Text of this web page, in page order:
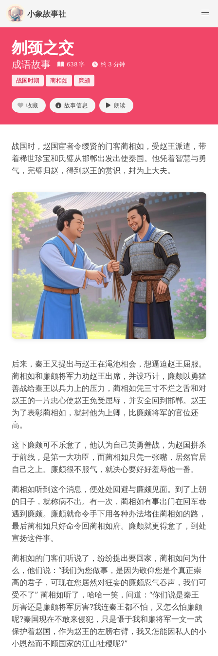
小象故事社
刎颈之交
成语故事 638 字 约 3 分钟
战国时期 蔺相如 廉颇
收藏 故事信息 朗读
战国时，赵国宦者令缨贤的门客蔺相如，受赵王派遣，带
着稀世珍宝和氏璧从邯郸出发出使秦国。他凭着智慧与勇
气，完璧归赵，得到赵王的赏识，封为上大夫。
后来，秦王又提出与赵王在渑池相会，想逼迫赵王屈服。
蔺相如和廉颇将军力劝赵王出席，并设巧计，廉颇以勇猛
善战给秦王以兵力上的压力，蔺相如凭三寸不烂之舌和对
赵王的一片忠心使赵王免受屈辱，并安全回到邯郸。赵王
为了表彰蔺相如，就封他为上卿，比廉颇将军的官位还
高。
这下廉颇可不乐意了，他认为自己英勇善战，为赵国拼杀
于前线，是第一大功臣，而蔺相如只凭一张嘴，居然官居
自己之上。廉颇很不服气，就决心要好好羞辱他一番。
蔺相如听到这个消息，便处处回避与廉颇见面。到了上朝
的日子，就称病不出。有一次，蔺相如有事出门在回车巷
遇到廉颇。廉颇就命令手下用各种办法堵住蔺相如的路，
最后蔺相如只好命令回蔺相如府。廉颇就更得意了，到处
宣扬这件事。
蔺相如的门客们听说了，纷纷提出要回家，蔺相如问为什
么，他们说：“我们为您做事，是因为敬仰您是个真正崇
高的君子，可现在您居然对狂妄的廉颇忍气吞声，我们可
受不了” 蔺相如听了，哈哈一笑，问道：“你们说是秦王
厉害还是廉颇将军厉害?我连秦王都不怕，又怎么怕廉颇
呢?秦国现在不敢来侵犯，只是慑于我和廉将军一文一武
保护着赵国，作为赵王的左膀右臂，我又怎能因私人的小
小恩怨而不顾国家的江山社稷呢?”